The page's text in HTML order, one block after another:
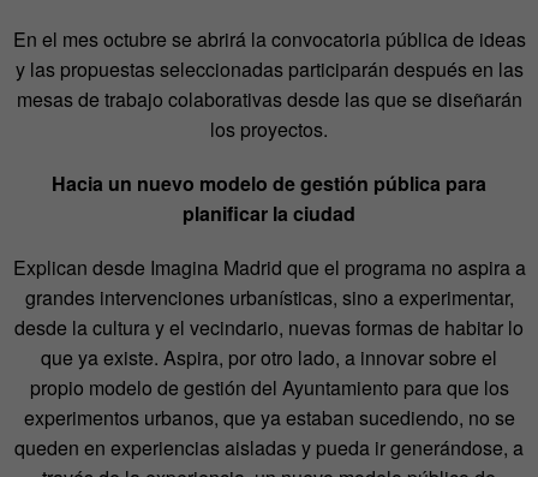
En el mes octubre se abrirá la convocatoria pública de ideas
y las propuestas seleccionadas participarán después en las
mesas de trabajo colaborativas desde las que se diseñarán
los proyectos.
Hacia un nuevo modelo de gestión pública para
planificar la ciudad
Explican desde Imagina Madrid que el programa no aspira a
grandes intervenciones urbanísticas, sino a experimentar,
desde la cultura y el vecindario, nuevas formas de habitar lo
que ya existe. Aspira, por otro lado, a innovar sobre el
propio modelo de gestión del Ayuntamiento para que los
experimentos urbanos, que ya estaban sucediendo, no se
queden en experiencias aisladas y pueda ir generándose, a